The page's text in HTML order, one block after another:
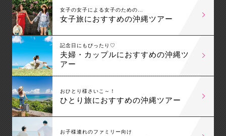
女子の女子による女子のための…
女子旅におすすめの沖縄ツアー
記念日にもぴったり♡
夫婦・カップルにおすすめの沖縄ツ
アー
おひとり様さいこ～！
ひとり旅におすすめの沖縄ツアー
お子様連れのファミリー向け